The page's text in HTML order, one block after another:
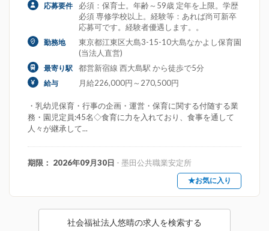
応募要件
必須：保育士。年齢～59歳 定年を上限。学歴
必須 専修学校以上。経験等：あれば尚可新卒
応募可です。経験者優遇します。。
勤務地
東京都江東区大島3-15-10大島なかよし保育園
(当法人直営)
最寄り駅 都営新宿線 西大島駅 から徒歩で5分
給与 月給226,000円～270,500円
・乳幼児保育・行事の企画・運営・保育に関する付随する業
務・園児定員:45名◇食育に力を入れており、食事を通して
人々が継承して...
期限： 2026年09月30日 - 墨田公共職業安定所
★お気に入り
社会福祉法人悠晴の求人を検索する